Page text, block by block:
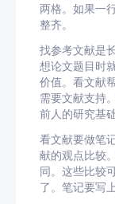
两格。如果一
整齐。
找参考文献是
想论文题目时
价值。看文献
需要文献支持
前人的研究基
看文献要做笔
献的观点比较
同。这些比较
了。笔记要写